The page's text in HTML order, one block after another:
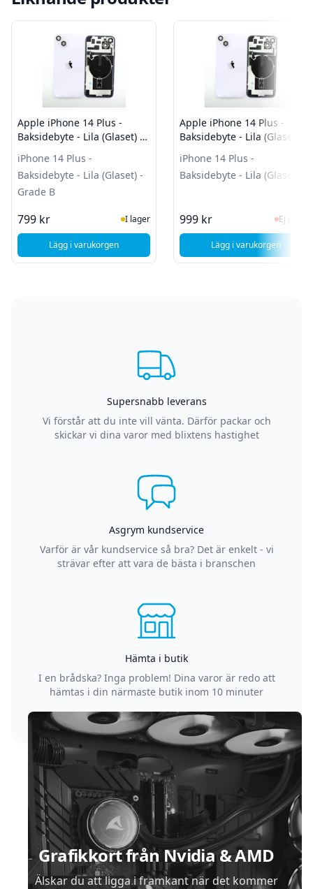
Apple iPhone 14 Plus -
Baksidebyte - Lila (Glaset) -
iPhone 14 Plus -
Baksidebyte - Lila (Glaset) -
Grade B
799 kr I Lager
I lager
Lägg i varukorgen, Apple iPhone 14 Plus - Baksidebyte - Lila (Glaset) - Grade
Apple iPhone 14 Plus -
Baksidebyte - Lila (Glaset)
iPhone 14 Plus -
Baksidebyte - Lila (Glaset)
999 kr Ej i
Ej i lager
Lägg i varukorgen
, Apple iPhone
Supersnabb leverans
Vi förstår att du inte vill vänta. Därför packar och
skickar vi dina varor med blixtens hastighet
Asgrym kundservice
Varför är vår kundservice så bra? Det är enkelt - vi
strävar efter att vara de bästa i branschen
Hämta i butik
I en brådska? Inga problem! Dina varor är redo att
hämtas i din närmaste butik inom 10 minuter
Grafikkort från Nvidia & AMD
Älskar du att ligga i framkant när det kommer